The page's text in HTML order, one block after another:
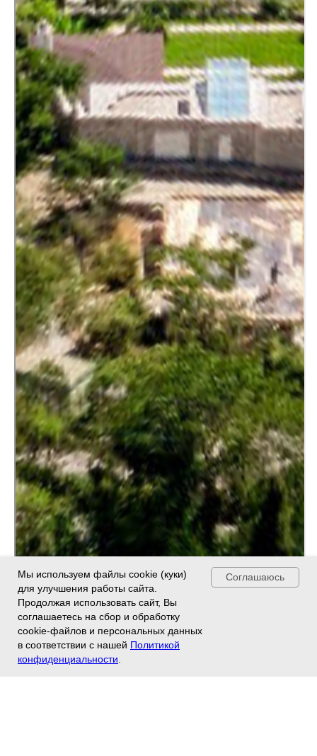
Мы используем файлы cookie (куки)
для улучшения работы сайта.
Продолжая использовать сайт, Вы
соглашаетесь на сбор и обработку
cookie-файлов и персональных данных
в соответствии с нашей Политикой
конфиденциальности
Соглашаюсь